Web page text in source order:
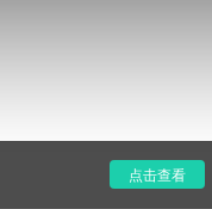
种不同的软
点击查看